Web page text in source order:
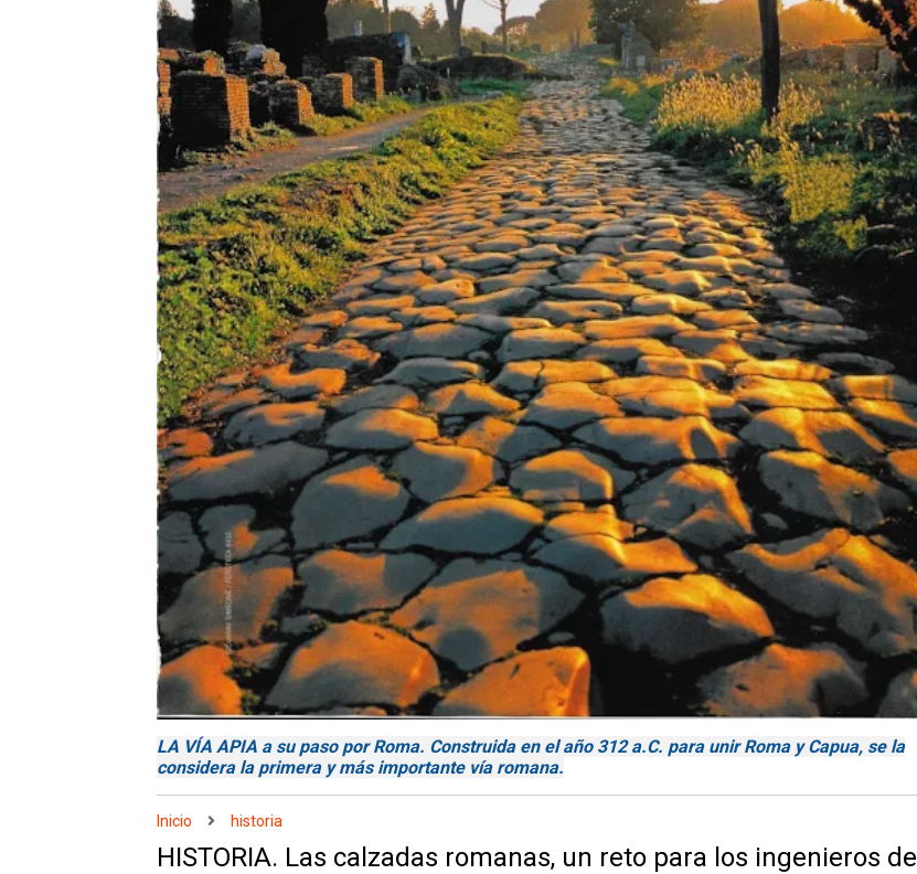
LA VÍA APIA a su paso por Roma. Construida en el año 312 a.C. para unir Roma y Capua, se la
considera la primera y más importante vía romana.
Inicio historia
HISTORIA. Las calzadas romanas, un reto para los ingenieros del